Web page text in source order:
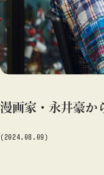
#ギャラリー
#
#ビームス カル
#ファッション
#モノ・カルチャ
#言葉
#連載 #
漫画家・永井豪か
(2024.08.09)